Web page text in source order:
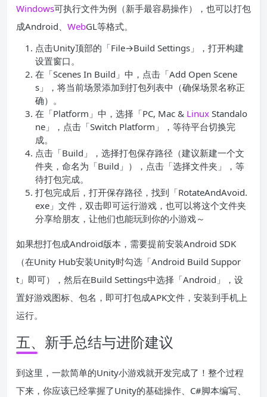
Windows可执行文件为例（新手最容易操作），也可以打包
成Android、 WebGL等格式。
点击Unity顶部的「File→Build Settings」，打开构建
设置窗口。
在「Scenes In Build」中，点击「Add Open Scene
s」，将当前场景添加到打包列表中（确保场景名称正
确）。
在「Platform」中，选择「PC, Mac & Linux Standalo
ne」，点击「Switch Platform」，等待平台切换完
成。
点击「Build」，选择打包保存路径（建议新建一个文
件夹，命名为「Build」），点击「选择文件夹」，等
待打包完成。
打包完成后，打开保存路径，找到「RotateAndAvoid.
exe」文件，双击即可运行游戏，也可以将这个文件夹
分享给朋友，让他们也能玩到你的小游戏～
如果想打包成Android版本，需要提前安装Android SDK
（在Unity Hub安装Unity时勾选「Android Build Suppor
t」即可），然后在Build Settings中选择「Android」，设
置好游戏图标、包名，即可打包成APK文件，安装到手机上
运行。
五、新手总结与进阶建议
到这里，一款简单的Unity小游戏就开发完成了！整个过程
下来，你应该已经掌握了Unity的基础操作、C#脚本编写、